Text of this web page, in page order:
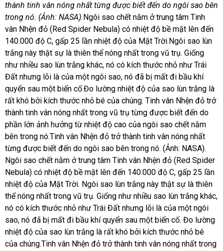
thành tinh vân nóng nhất từng được biết đến do ngôi sao bên
trong nó. (Ảnh: NASA).Ngôi sao chết nằm ở trung tâm Tinh
vân Nhện đỏ (Red Spider Nebula) có nhiệt độ bề mặt lên đến
140.000 độ C, gấp 25 lần nhiệt độ của Mặt Trời.Ngôi sao lùn
trắng này thật sự là thiên thể nóng nhất trong vũ trụ. Giống
như nhiều sao lùn trắng khác, nó có kích thước nhỏ như Trái
Đất nhưng lõi là của một ngôi sao, nó đã bị mất đi bầu khí
quyển sau một biến cố.Đo lường nhiệt độ của sao lùn trắng là
rất khó bởi kích thước nhỏ bé của chúng. Tinh vân Nhện đỏ trở
thành tinh vân nóng nhất trong vũ trụ từng được biết đến do
phần lớn ảnh hưởng từ nhiệt độ cao của ngôi sao chết nằm
bên trong nó.Tinh vân Nhện đỏ trở thành tinh vân nóng nhất
từng được biết đến do ngôi sao bên trong nó. (Ảnh: NASA).
Ngôi sao chết nằm ở trung tâm Tinh vân Nhện đỏ (Red Spider
Nebula) có nhiệt độ bề mặt lên đến 140.000 độ C, gấp 25 lần
nhiệt độ của Mặt Trời. Ngôi sao lùn trắng này thật sự là thiên
thể nóng nhất trong vũ trụ. Giống như nhiều sao lùn trắng khác,
nó có kích thước nhỏ như Trái Đất nhưng lõi là của một ngôi
sao, nó đã bị mất đi bầu khí quyển sau một biến cố. Đo lường
nhiệt độ của sao lùn trắng là rất khó bởi kích thước nhỏ bé
của chúng.Tinh vân Nhện đỏ trở thành tinh vân nóng nhất trong